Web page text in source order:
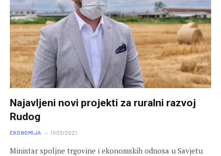
Najavljeni novi projekti za ruralni razvoj
Rudog
EKONOMIJA 11/03/2021
Ministar spoljne trgovine i ekonomskih odnosa u Savjetu